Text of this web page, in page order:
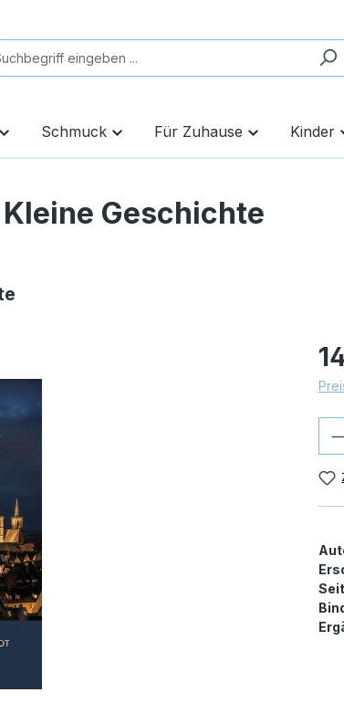
Schmuck Für Zuhause Kinder
Geschichte